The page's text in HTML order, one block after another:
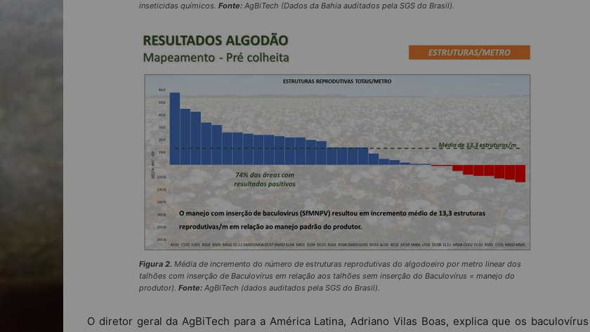
inseticidas químicos. Fonte:AgBiTech (Dados da Bahia auditados pela SGS do Brasil).
Figura 2. Média de incremento do número de estruturas reprodutivas do algodoeiro por metro linear dos
talhões com inserção de Baculovírus em relação aos talhões sem inserção do Baculovírus = manejo do
produtor). Fonte:AgBiTech (dados auditados pela SGS do Brasil).
O diretor geral da AgBiTech para a América Latina, Adriano Vilas Boas, explica que os baculovírus